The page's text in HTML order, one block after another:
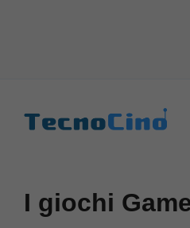
I giochi